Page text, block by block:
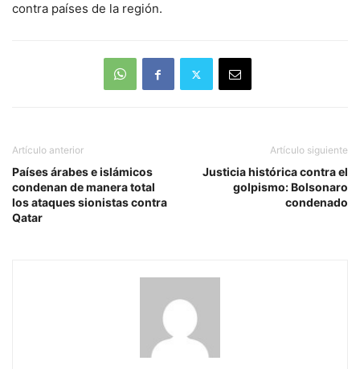
contra países de la región.
Artículo anterior
Países árabes e islámicos
condenan de manera total
los ataques sionistas contra
Qatar
Artículo siguiente
Justicia histórica contra el
golpismo: Bolsonaro
condenado